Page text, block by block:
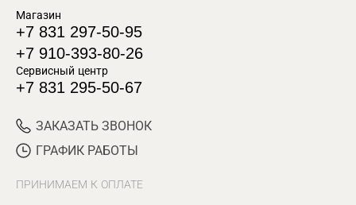
Магазин
+7 831 297-50-95
+7 910-393-80-26
Сервисный центр
+7 831 295-50-67
ЗАКАЗАТЬ ЗВОНОК
ГРАФИК РАБОТЫ
ПРИНИМАЕМ К ОПЛАТЕ